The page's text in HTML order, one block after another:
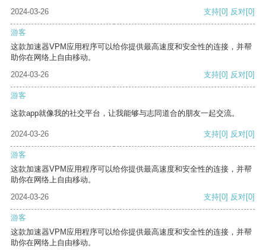
2024-03-26
支持[0] 反对[0]
游客
这款加速器VPM应用程序可以给你提供最高速度和安全性的连接，并帮
助你在网络上自由移动。
2024-03-26
支持[0] 反对[0]
游客
这款app就像我的社交平台，让我能够与志同道合的朋友一起交流。
2024-03-26 支持[0] 反对[0]
游客
这款加速器VPM应用程序可以给你提供最高速度和安全性的连接，并帮
助你在网络上自由移动。
2024-03-26
支持[0] 反对[0]
游客
这款加速器VPM应用程序可以给你提供最高速度和安全性的连接，并帮
助你在网络上自由移动。